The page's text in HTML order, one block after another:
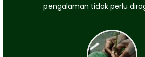
pengalaman tidak perlu